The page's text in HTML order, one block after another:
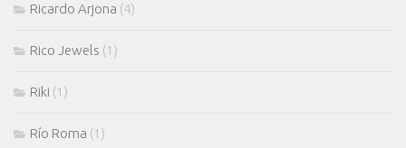
Ricardo Arjona (4)
Rico Jewels (1)
Riki (1)
Río Roma (1)